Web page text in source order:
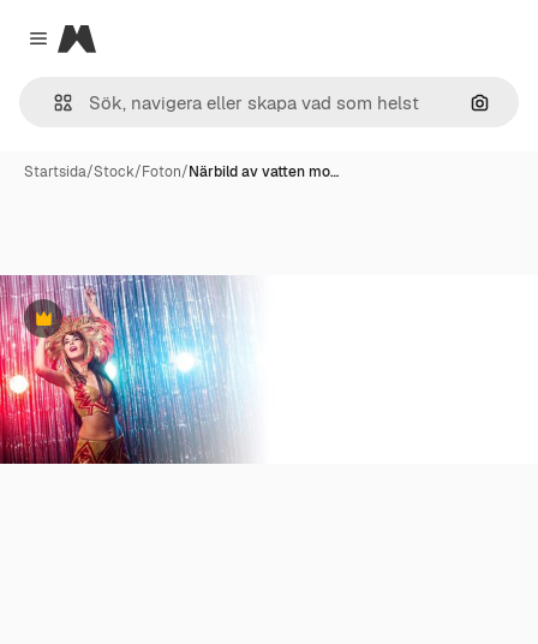
Close menu
Magnific
Sök
Startsida/Stock/Foton/Närbild av vatten mo…
Premie